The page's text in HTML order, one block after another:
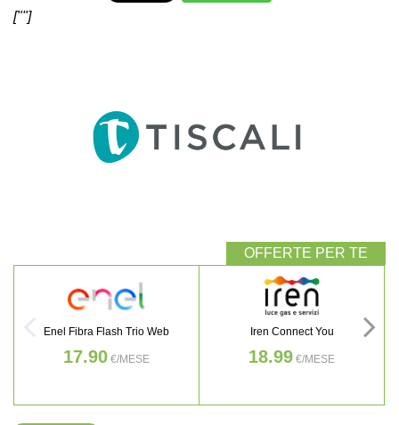
[""]
Enel Fibra Flash Trio Web
17.90 €/MESE
Iren Connect You
18.99 €/MESE